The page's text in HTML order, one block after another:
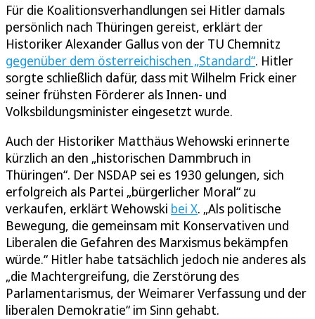
Für die Koalitionsverhandlungen sei Hitler damals
persönlich nach Thüringen gereist, erklärt der
Historiker Alexander Gallus von der TU Chemnitz
gegenüber dem österreichischen „Standard“. Hitler
sorgte schließlich dafür, dass mit Wilhelm Frick einer
seiner frühsten Förderer als Innen- und
Volksbildungsminister eingesetzt wurde.
Auch der Historiker Matthäus Wehowski erinnerte
kürzlich an den „historischen Dammbruch in
Thüringen“. Der NSDAP sei es 1930 gelungen, sich
erfolgreich als Partei „bürgerlicher Moral“ zu
verkaufen, erklärt Wehowski bei X. „Als politische
Bewegung, die gemeinsam mit Konservativen und
Liberalen die Gefahren des Marxismus bekämpfen
würde.“ Hitler habe tatsächlich jedoch nie anderes als
„die Machtergreifung, die Zerstörung des
Parlamentarismus, der Weimarer Verfassung und der
liberalen Demokratie“ im Sinn gehabt.